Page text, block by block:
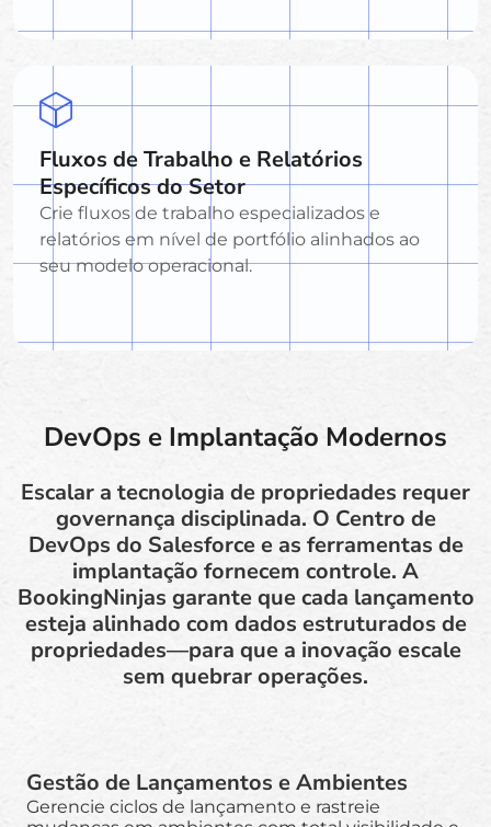
Fluxos de Trabalho e Relatórios
Específicos do Setor
Crie fluxos de trabalho especializados e
relatórios em nível de portfólio alinhados ao
seu modelo operacional.
DevOps e Implantação Modernos
Escalar a tecnologia de propriedades requer
governança disciplinada. O Centro de
DevOps do Salesforce e as ferramentas de
implantação fornecem controle. A
BookingNinjas garante que cada lançamento
esteja alinhado com dados estruturados de
propriedades—para que a inovação escale
sem quebrar operações.
Gestão de Lançamentos e Ambientes
Gerencie ciclos de lançamento e rastreie